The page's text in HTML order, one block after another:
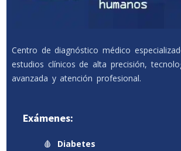
Centro de diagnóstico médico
estudios clínicos de alta precisión,
avanzada y atención profesional.
Exámenes:
🩸
Diabetes